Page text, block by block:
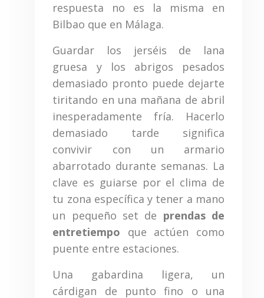
respuesta no es la misma en
Bilbao que en Málaga.
Guardar los jerséis de lana
gruesa y los abrigos pesados
demasiado pronto puede dejarte
tiritando en una mañana de abril
inesperadamente fría. Hacerlo
demasiado tarde significa
convivir con un armario
abarrotado durante semanas. La
clave es guiarse por el clima de
tu zona específica y tener a mano
un pequeño set de prendas de
entretiempo que actúen como
puente entre estaciones.
Una gabardina ligera, un
cárdigan de punto fino o una